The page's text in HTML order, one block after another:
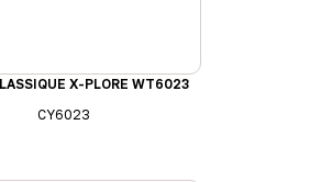
X-PLORE WT6023
CY6023